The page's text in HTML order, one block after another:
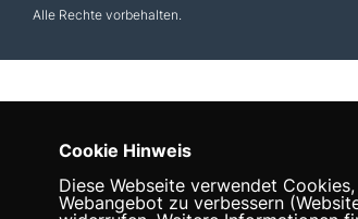
Alle Rechte vorbehalten.
Cookie Hinweis
Diese Webseite verwendet
Webangebot zu verbessern